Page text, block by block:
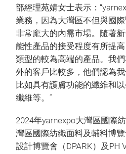
部經理苑婧女士表示：
業務，因為大灣區不但與國
非常龐大的內需市場。隨著
能性產品的接受程度有所提
類型的較為高端的產品。我
外的客戶比較多，他們認為
比如具有護膚功能的纖維和
纖維等。”
2024年yarnexpo大灣區國際
灣區國際紡織面料及輔料博
設計博覽會（DPARK）及PH